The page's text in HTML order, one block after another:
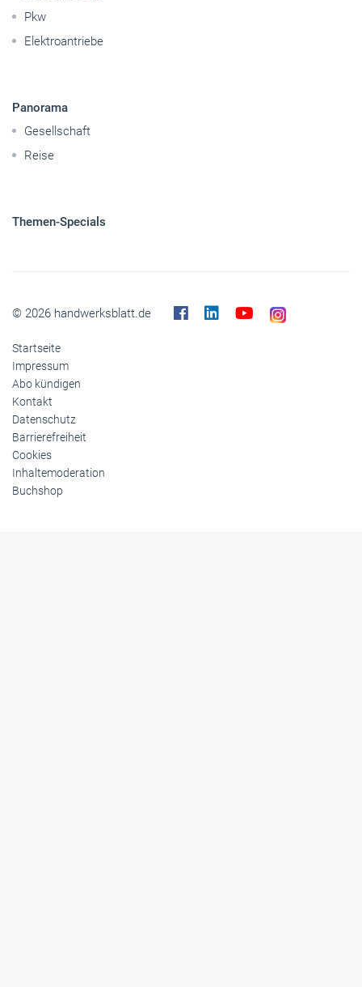
Pkw
Elektroantriebe
Panorama
Gesellschaft
Reise
Themen-Specials
© 2026 handwerksblatt.de
Startseite
Impressum
Abo kündigen
Kontakt
Datenschutz
Barrierefreiheit
Cookies
Inhaltemoderation
Buchshop